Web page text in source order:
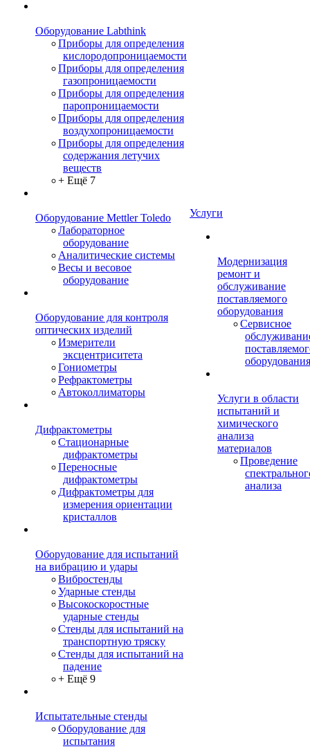
Оборудование Labthink
Приборы для определения
кислородопроницаемости
Приборы для определения
газопроницаемости
Приборы для определения
паропроницаемости
Приборы для определения
воздухопроницаемости
Приборы для определения
содержания летучих
веществ
+ Ещё 7
Оборудование Mettler Toledo
Лабораторное
оборудование
Аналитические системы
Весы и весовое
оборудование
Оборудование для контроля
оптических изделий
Измерители
эксцентриситета
Гониометры
Рефрактометры
Автоколлиматоры
Дифрактометры
Стационарные
дифрактометры
Переносные
дифрактометры
Дифрактометры для
измерения ориентации
кристаллов
Оборудование для испытаний
на вибрацию и удары
Вибростенды
Ударные стенды
Высокоскоростные
ударные стенды
Стенды для испытаний на
транспортную тряску
Стенды для испытаний на
падение
+ Ещё 9
Испытательные стенды
Оборудование для
испытания
Услуги
Модернизация
ремонт и
обслуживание
поставляемого
оборудования
Сервисное
оборудования
Услуги в области
испытаний и
химического
анализа
материалов
Проведение
анализа